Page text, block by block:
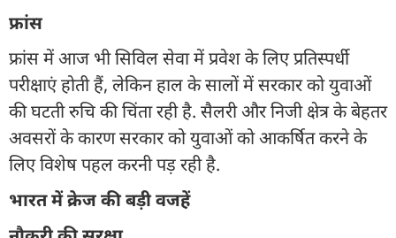
फ्रांस
फ्रांस में आज भी सिविल सेवा में प्रवेश के लिए प्रतिस्पर्धी
परीक्षाएं होती हैं, लेकिन हाल के सालों में सरकार को युवाओं
की घटती रुचि की चिंता रही है. सैलरी और निजी क्षेत्र के बेहतर
अवसरों के कारण सरकार को युवाओं को आकर्षित करने के
लिए विशेष पहल करनी पड़ रही है.
भारत में क्रेज की बड़ी वजहें